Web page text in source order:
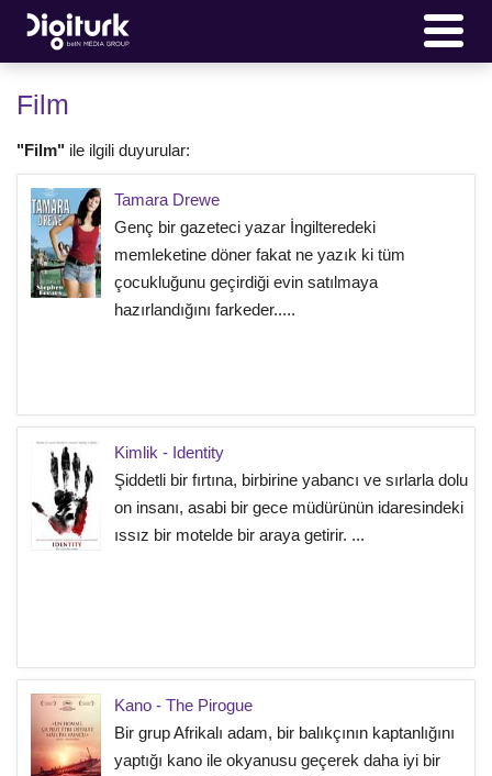
Film
"Film" ile ilgili duyurular:
Tamara Drewe
Genç bir gazeteci yazar İngilteredeki
memleketine döner fakat ne yazık ki tüm
çocukluğunu geçirdiği evin satılmaya
hazırlandığını farkeder.....
Kimlik - Identity
Şiddetli bir fırtına, birbirine yabancı ve sırlarla dolu
on insanı, asabi bir gece müdürünün idaresindeki
ıssız bir motelde bir araya getirir. ...
Kano - The Pirogue
Bir grup Afrikalı adam, bir balıkçının kaptanlığını
yaptığı kano ile okyanusu geçerek daha iyi bir